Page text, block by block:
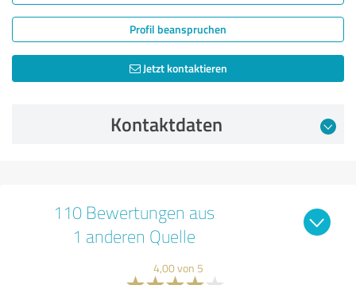
Profil beanspruchen
Jetzt kontaktieren
Kontaktdaten
110 Bewertungen aus
1 anderen Quelle
4,00 von 5